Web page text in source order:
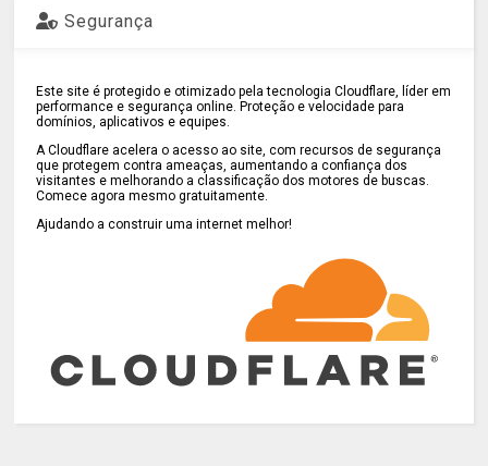
Segurança
Este site é protegido e otimizado pela tecnologia Cloudflare, líder em
performance e segurança online. Proteção e velocidade para
domínios, aplicativos e equipes.
A Cloudflare acelera o acesso ao site, com recursos de segurança
que protegem contra ameaças, aumentando a confiança dos
visitantes e melhorando a classificação dos motores de buscas.
Comece agora mesmo gratuitamente.
Ajudando a construir uma internet melhor!